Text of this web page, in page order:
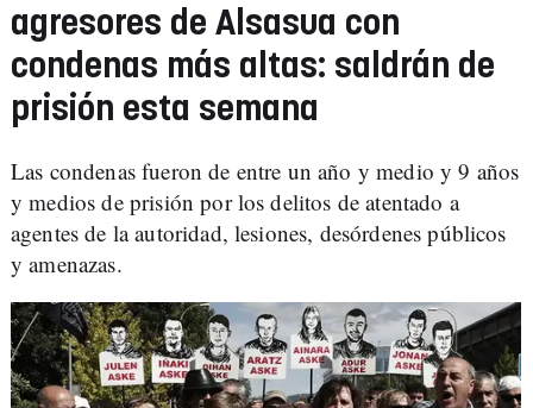
agresores de Alsasua con
condenas más altas: saldrán de
prisión esta semana
Las condenas fueron de entre un año y medio y 9 años
y medios de prisión por los delitos de atentado a
agentes de la autoridad, lesiones, desórdenes públicos
y amenazas.